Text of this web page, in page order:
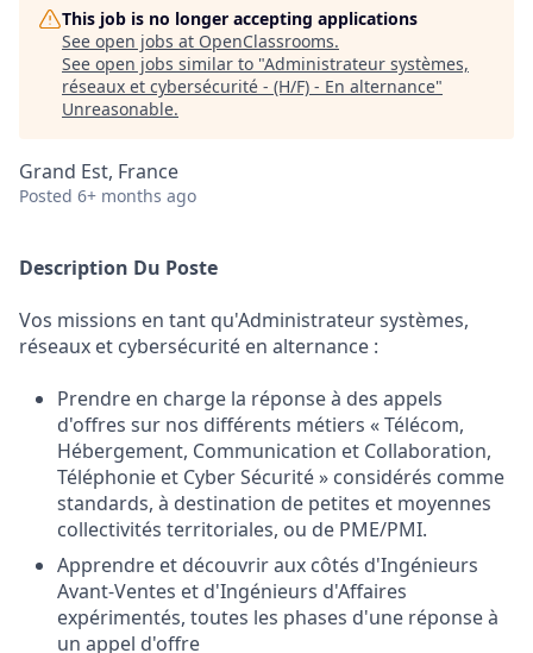
This job is no longer accepting applications
See open jobs at OpenClassrooms.
See open jobs similar to "Administrateur systèmes,
réseaux et cybersécurité - (H/F) - En alternance"
Unreasonable.
Grand Est, France
Posted 6+ months ago
Description Du Poste
Vos missions en tant qu'Administrateur systèmes,
réseaux et cybersécurité en alternance :
Prendre en charge la réponse à des appels
d'offres sur nos différents métiers « Télécom,
Hébergement, Communication et Collaboration,
Téléphonie et Cyber Sécurité » considérés comme
standards, à destination de petites et moyennes
collectivités territoriales, ou de PME/PMI.
Apprendre et découvrir aux côtés d'Ingénieurs
Avant-Ventes et d'Ingénieurs d'Affaires
expérimentés, toutes les phases d'une réponse à
un appel d'offre